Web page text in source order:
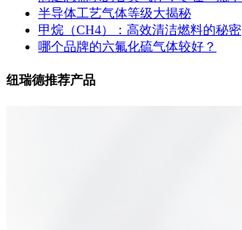
半导体工艺气体等级大揭秘
甲烷（CH4）：高效清洁燃料的秘密
哪个品牌的六氟化硫气体较好？
纽瑞德推荐产品